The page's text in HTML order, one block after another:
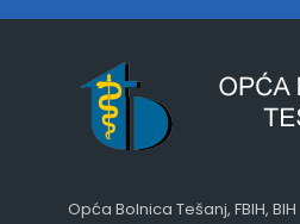
Opća Bolnica Tešanj, FBIH, BIH